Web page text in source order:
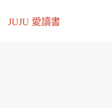
JUJU 愛讀書